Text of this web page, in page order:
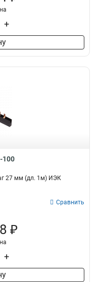
+
100
27 мм (дл. 1м) ИЭК
Сравнить
₽
+